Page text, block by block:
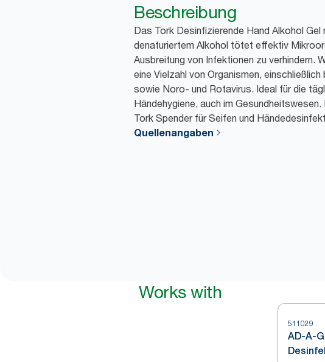
Beschreibung
Das Tork Desinfizierende Hand Alkohol Gel
denaturiertem Alkohol tötet effektiv
Ausbreitung von Infektionen zu verhindern.
eine Vielzahl von Organismen, einschließlich
sowie Noro- und Rotavirus. Ideal für die
Händehygiene, auch im Gesundheitswesen.
Tork Spender für Seifen und
Quellenangaben
Works with
511029
AD-A-